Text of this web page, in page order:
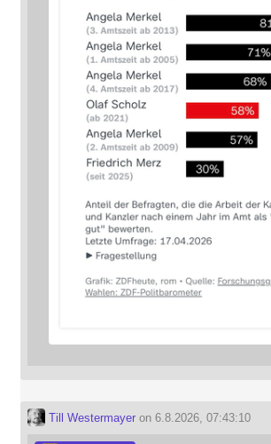
Till Westermayeron 6.8.2026, 07:43:10